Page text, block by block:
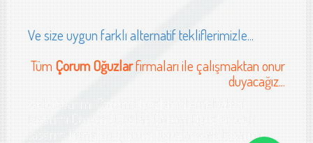
Ve size uygun farklı alternatif tekliflerimizle...
TümÇorum Oğuzlarfirmaları ile çalışmaktan onur
duyacağız...
web tasarımı Çorum Oğuzlar, internet sitesi
tasarımı Çorum Oğuzlar, Çorum Oğuzlar web
tasarım firmaları, Çorum Oğuzlar web tasarımı